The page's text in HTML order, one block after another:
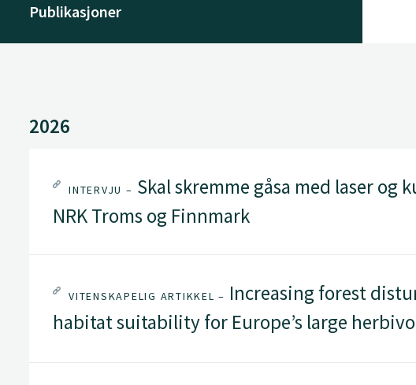
Publikasjoner
2026
INTERVJU – Skal skremme gåsa med laser og
NRK Troms og Finnmark
VITENSKAPELIG ARTIKKEL – Increasing forest
habitat suitability for Europe’s large